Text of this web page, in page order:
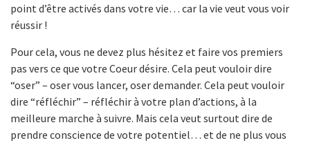
point d’être activés dans votre vie… car la vie veut vous voir
réussir !
Pour cela, vous ne devez plus hésitez et faire vos premiers
pas vers ce que votre Coeur désire. Cela peut vouloir dire
“oser” – oser vous lancer, oser demander. Cela peut vouloir
dire “réfléchir” – réfléchir à votre plan d’actions, à la
meilleure marche à suivre. Mais cela veut surtout dire de
prendre conscience de votre potentiel… et de ne plus vous